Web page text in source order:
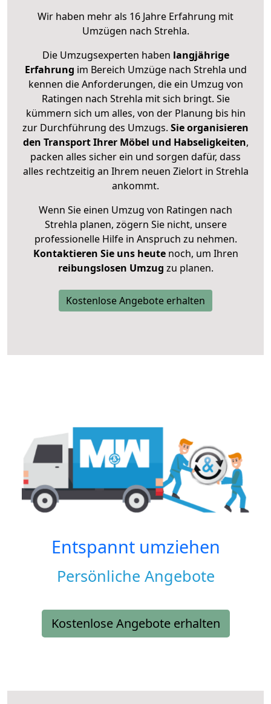
Wir haben mehr als 16 Jahre Erfahrung mit
Umzügen nach Strehla.
Die Umzugsexperten haben langjährige
Erfahrung im Bereich Umzüge nach Strehla und
kennen die Anforderungen, die ein Umzug von
Ratingen nach Strehla mit sich bringt. Sie
kümmern sich um alles, von der Planung bis hin
zur Durchführung des Umzugs. Sie organisieren
den Transport Ihrer Möbel und Habseligkeiten,
packen alles sicher ein und sorgen dafür, dass
alles rechtzeitig an Ihrem neuen Zielort in Strehla
ankommt.
Wenn Sie einen Umzug von Ratingen nach
Strehla planen, zögern Sie nicht, unsere
professionelle Hilfe in Anspruch zu nehmen.
Kontaktieren Sie uns heutenoch, um Ihren
reibungslosen Umzug zu planen.
Kostenlose Angebote erhalten
Entspannt umziehen
Persönliche Angebote
Kostenlose Angebote erhalten